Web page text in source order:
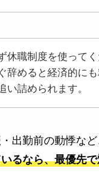
休職制度を使ってく
辞めると経済的に
い詰められます。
出勤前の動悸など
るなら、最優先